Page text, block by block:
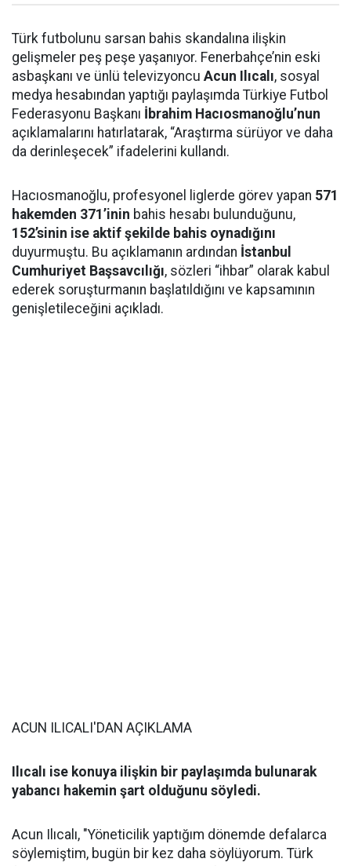
Türk futbolunu sarsan bahis skandalına ilişkin
gelişmeler peş peşe yaşanıyor. Fenerbahçe’nin eski
asbaşkanı ve ünlü televizyoncu Acun Ilıcalı, sosyal
medya hesabından yaptığı paylaşımda Türkiye Futbol
Federasyonu Başkanı İbrahim Hacıosmanoğlu’nun
açıklamalarını hatırlatarak, “Araştırma sürüyor ve daha
da derinleşecek” ifadelerini kullandı.
Hacıosmanoğlu, profesyonel liglerde görev yapan 571
hakemden 371’inin bahis hesabı bulunduğunu,
152’sinin ise aktif şekilde bahis oynadığını
duyurmuştu. Bu açıklamanın ardından İstanbul
Cumhuriyet Başsavcılığı, sözleri “ihbar” olarak kabul
ederek soruşturmanın başlatıldığını ve kapsamının
genişletileceğini açıkladı.
ACUN ILICALI'DAN AÇIKLAMA
Ilıcalı ise konuya ilişkin bir paylaşımda bulunarak
yabancı hakemin şart olduğunu söyledi.
Acun Ilıcalı, "Yöneticilik yaptığım dönemde defalarca
söylemiştim, bugün bir kez daha söylüyorum. Türk